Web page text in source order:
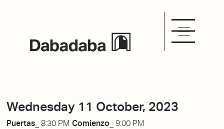
Wednesday 11 October, 2023
Puertas_ 8:30 PM Comienzo_ 9:00 PM